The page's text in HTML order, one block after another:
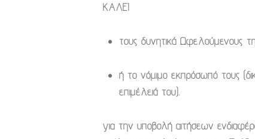
ΚΑΛΕΙ
τους δυνητικά Ωφελούμενους
ή το νόμιμο εκπρόσωπό τους
επιμέλειά του).
για την υποβολή αιτήσεων